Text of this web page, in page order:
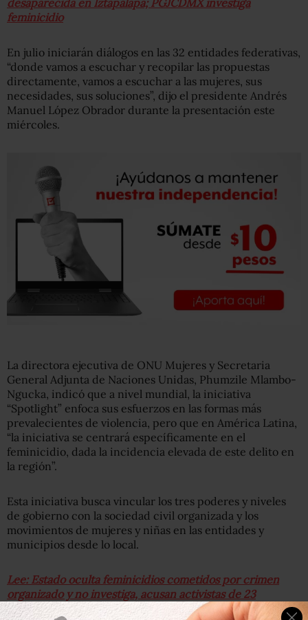
desaparecida en Iztapalapa; PGJCDMX investiga
feminicidio
En julio iniciarán diálogos en las 32 entidades federativas,
“donde vamos a escuchar y recopilar las propuestas
directamente, vamos a escuchar a las mujeres, sus
necesidades, sus soluciones”, dijo el presidente Andrés
Manuel López Obrador durante la presentación este
miércoles.
La directora ejecutiva de ONU Mujeres y Secretaria
General Adjunta de Naciones Unidas, Phumzile Mlambo-
Ngucka, indicó que a nivel mundial, la iniciativa
“Spotlight” enfoca sus esfuerzos en las formas más
prevalecientes de violencia, pero que en América Latina,
“la iniciativa se centrará específicamente en el
feminicidio, dada la incidencia elevada de este delito en
la región”.
Esta iniciativa busca vincular los tres poderes y niveles
de gobierno con la sociedad civil organizada y los
movimientos de mujeres y niñas en las entidades y
municipios desde lo local.
Lee: Estado oculta feminicidios cometidos por crimen
organizado y no investiga, acusan activistas de 23
entidades